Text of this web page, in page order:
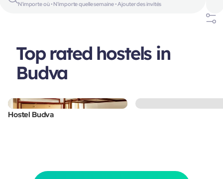
N'importe où • N'importe quelle semaine • Ajouter des invités
Top rated hostels in
Budva
Hostel Budva